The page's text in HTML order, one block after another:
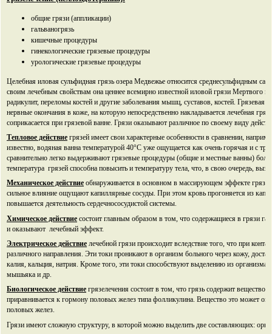
общие грязи (аппликации)
гальваногрязь
кишечные процедуры
гинекологические грязевые процедуры
урологические грязевые процедуры
Целебная иловая сульфидная грязь озера Медвежье относится среднесульфидным
своим лечебным свойствам она ценнее всемирно известной иловой грязи Мертвого
радикулит, переломы костей и другие заболевания мышц, суставов, костей. Грязевая
нервные окончания в коже, на которую непосредственно накладывается лечебная
соприкасается при грязевой ванне. Грязи оказывают различное по своему виду
Тепловое действие грязей имеет свои характерные особенности в сравнении,
известно, водяная ванна температурой 40°С уже ощущается как очень горячая и с
сравнительно легко выдерживают грязевые процедуры (общие и местные ванны)
температуpa грязей способна повысить и температуру тела, что, в свою очередь,
Механическое действие обнаруживается в основном в массирующем эффекте
сильное влияние ощущают капиллярные сосуды. При этом кровь прогоняется из
повышается деятельность сердечнососудистой системы.
Химическое действие состоит главным образом в том, что содержащиеся в грязи
и оказывают лечебный эффект.
Электрическое действие лечебной грязи происходит вследствие того, что при
различного направления. Эти токи проникают в организм больного через кожу,
калия, кальция, натрия. Кроме того, эти токи способствуют выделению из
мышьяка и др.
Биологическое действие грязелечения состоит в том, что грязь содержит
приравнивается к гормону половых желез типа фолликулина. Вещество это может
половых желез.
Грязи имеют сложную структуру, в которой можно выделить две составляющих: